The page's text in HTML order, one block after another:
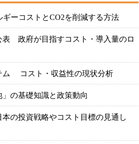
ーコストとCO2を削減する方法
表 政府が目指すコスト・導入量のロ
ム コスト・収益性の現状分析
の基礎知識と政策動向
の投資戦略やコスト目標の見通し